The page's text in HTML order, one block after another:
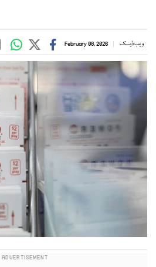
ویب ڈیسک February 08, 2026